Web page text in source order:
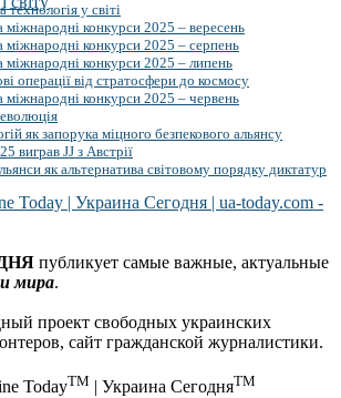
у світі
міжнародні конкурси 2025 – вересень
міжнародні конкурси 2025 – серпень
міжнародні конкурси 2025 – липень
операції від стратосфери до космосу
міжнародні конкурси 2025 – червень
як запорука міцного безпекового альянсу
виграв JJ з Австрії
як альтернатива світовому порядку диктатур
публикует самые важные, актуальные
мира.
проект свободных украинских
сайт гражданской журналистики.
TodayTM | Украина СегодняTM